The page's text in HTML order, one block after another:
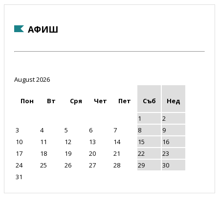
АФИШ
August 2026
Пон Вт Сря Чет Пет Съб
Нед
1
2
3
4 5 6 7 8
9
10
11 12 13 14 15
16
17
18 19 20 21 22
23
24
25 26 27 28 29
30
31